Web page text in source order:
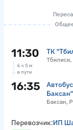
11:30 ТК
6 ч 5 м
в пути
16:35
Баксан"
Баксан,
Перевозчик:ИП